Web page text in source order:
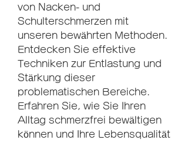
von Nacken- und
Schulterschmerzen mit
unseren bewährten Methoden.
Entdecken Sie effektive
Techniken zur Entlastung und
Stärkung dieser
problematischen Bereiche.
Erfahren Sie, wie Sie Ihren
Alltag schmerzfrei bewältigen
können und Ihre Lebensqualität